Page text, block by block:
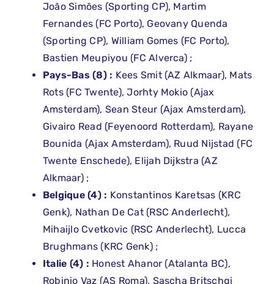
João Simões (Sporting CP), Martim
Fernandes (FC Porto), Geovany Quenda
(Sporting CP), William Gomes (FC Porto),
Bastien Meupiyou (FC Alverca) ;
Pays-Bas (8) : Kees Smit (AZ Alkmaar), Mats
Rots (FC Twente), Jorhty Mokio (Ajax
Amsterdam), Sean Steur (Ajax Amsterdam),
Givairo Read (Feyenoord Rotterdam), Rayane
Bounida (Ajax Amsterdam), Ruud Nijstad (FC
Twente Enschede), Elijah Dijkstra (AZ
Alkmaar) ;
Belgique (4) : Konstantinos Karetsas (KRC
Genk), Nathan De Cat (RSC Anderlecht),
Mihaijlo Cvetkovic (RSC Anderlecht), Lucca
Brughmans (KRC Genk) ;
Italie (4) : Honest Ahanor (Atalanta BC),
Robinio Vaz (AS Roma), Sascha Britschgi